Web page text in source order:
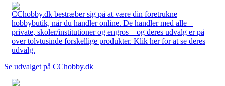
CChobby.dk bestræber sig på at være din foretrukne
hobbybutik, når du handler online. De handler med alle –
private, skoler/institutioner og engros – og deres udvalg er på
over tolvtusinde forskellige produkter. Klik her for at se deres
udvalg.
Se udvalget på CChobby.dk